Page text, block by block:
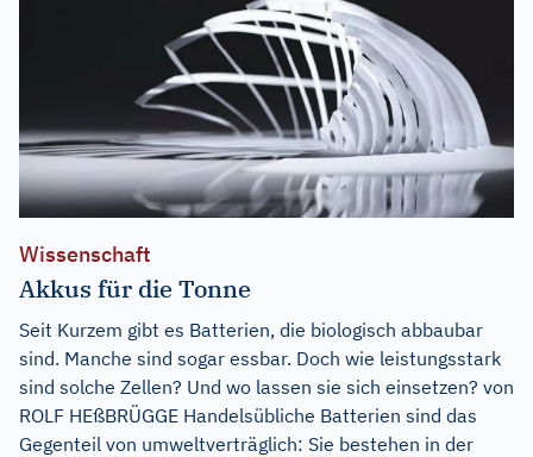
Wissenschaft
Akkus für die Tonne
Seit Kurzem gibt es Batterien, die biologisch abbaubar
sind. Manche sind sogar essbar. Doch wie leistungsstark
sind solche Zellen? Und wo lassen sie sich einsetzen? von
ROLF HEßBRÜGGE Handelsübliche Batterien sind das
Gegenteil von umweltverträglich: Sie bestehen in der